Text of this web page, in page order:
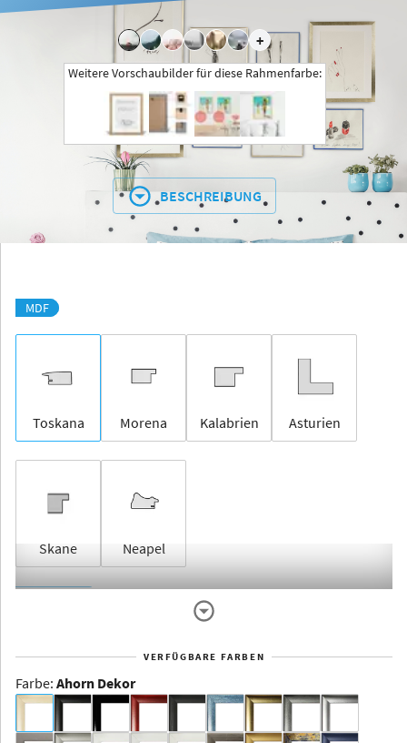
+
Weitere Vorschaubilder für diese Rahmenfarbe:
BESCHREIBUNG
MDF
Toskana Morena Kalabrien Asturien
Skane Neapel
Dakota -
Rahmenloser
VERFÜGBARE FARBEN
Farbe: Ahorn Dekor